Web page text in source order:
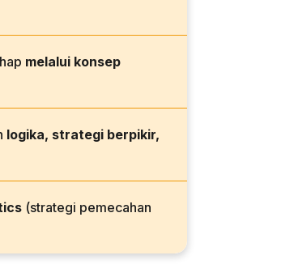
melalui konsep
logika, strategi berpikir,
(strategi pemecahan